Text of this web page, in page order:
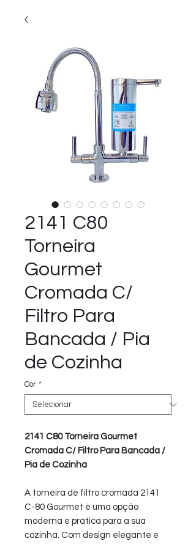
2141 C80
Torneira
Gourmet
Cromada C/
Filtro Para
Bancada / Pia
de Cozinha
Cor *
2141 C80 Torneira Gourmet
Cromada C/ Filtro Para Bancada /
Pia de Cozinha
A torneira de filtro cromada 2141
C-80 Gourmet é uma opção
moderna e prática para a sua
cozinha. Com design elegante e